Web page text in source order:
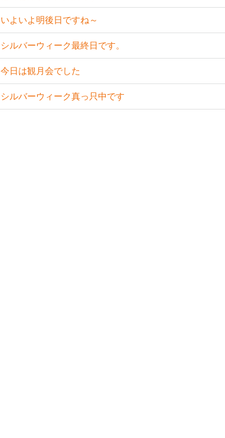
いよいよ明後日ですね～
シルバーウィーク最終日です。
今日は観月会でした
シルバーウィーク真っ只中です